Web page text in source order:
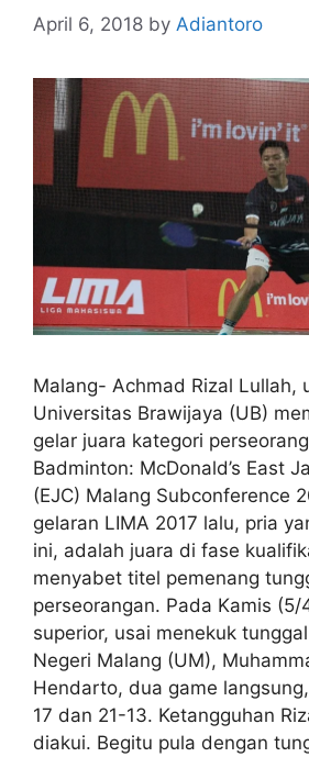
April 6, 2018 by Adiantoro
Malang- Achmad Rizal Lullah,
Universitas Brawijaya (UB)
gelar juara kategori
Badminton: McDonald’s East
(EJC) Malang Subconference
gelaran LIMA 2017 lalu, pria
ini, adalah juara di fase
menyabet titel pemenang
perseorangan. Pada Kamis (5/
superior, usai menekuk
Negeri Malang (UM),
Hendarto, dua game
17 dan 21-13. Ketangguhan
diakui. Begitu pula dengan